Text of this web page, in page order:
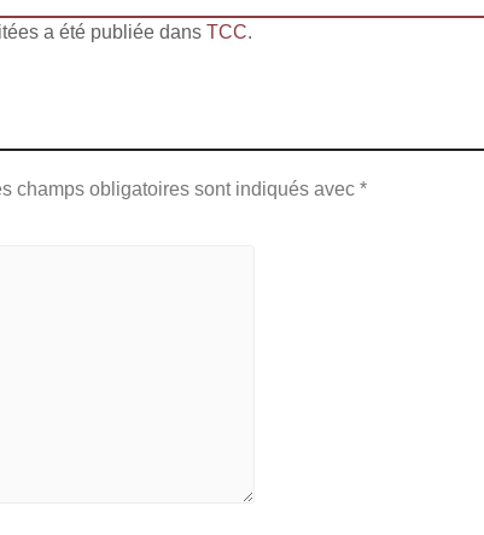
a été publiée dans TCC.
champs obligatoires sont indiqués avec *